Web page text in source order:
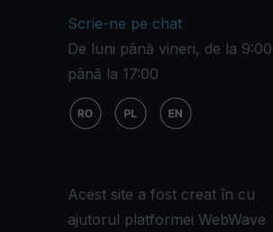
Scrie-ne pe chat
De luni până vineri, de la 9:00
până la 17:00
Acest site a fost creat în cu
ajutorul platformei WebWave